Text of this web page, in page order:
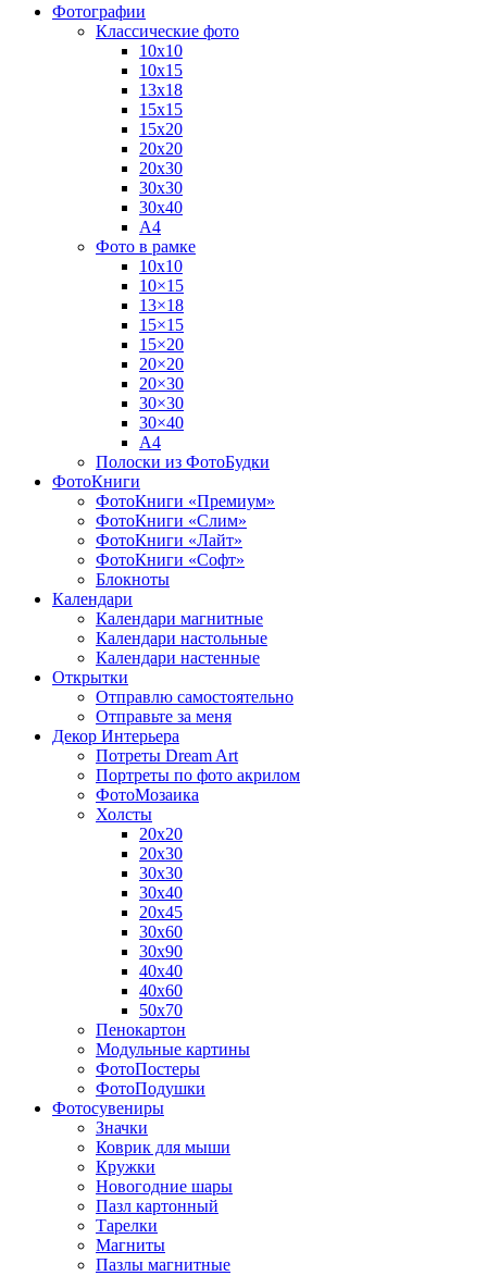
Фотографии
Классические фото
10х10
10х15
13х18
15х15
15х20
20х20
20х30
30х30
30х40
А4
Фото в рамке
10х10
10×15
13×18
15×15
15×20
20×20
20×30
30×30
30×40
A4
Полоски из ФотоБудки
ФотоКниги
ФотоКниги «Премиум»
ФотоКниги «Слим»
ФотоКниги «Лайт»
ФотоКниги «Софт»
Блокноты
Календари
Календари магнитные
Календари настольные
Календари настенные
Открытки
Отправлю самостоятельно
Отправьте за меня
Декор Интерьера
Потреты Dream Art
Портреты по фото акрилом
ФотоМозаика
Холсты
20х20
20х30
30х30
30х40
20х45
30х60
30х90
40х40
40х60
50х70
Пенокартон
Модульные картины
ФотоПостеры
ФотоПодушки
Фотоcувениры
Значки
Коврик для мыши
Кружки
Новогодние шары
Пазл картонный
Тарелки
Магниты
Пазлы магнитные